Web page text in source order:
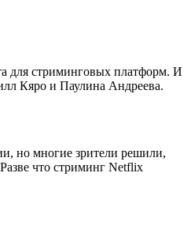
для стриминговых платформ. И
Кяро и Паулина Андреева.
но многие зрители решили,
что стриминг Netflix